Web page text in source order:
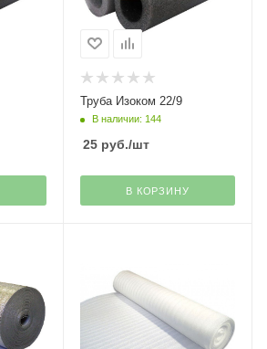
Труба Изоком 22/9
В наличии: 144
25руб./шт
В КОРЗИНУ